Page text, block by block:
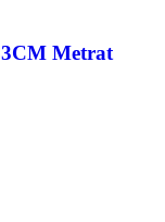
Metrat